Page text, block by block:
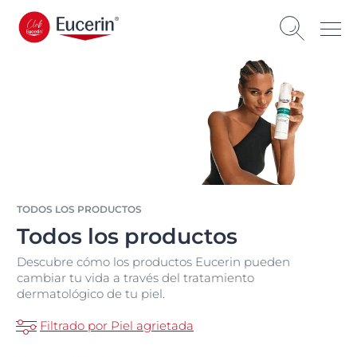
TODOS LOS PRODUCTOS
Todos los productos
Descubre cómo los productos Eucerin pueden
cambiar tu vida a través del tratamiento
dermatológico de tu piel.
Filtrado por Piel agrietada